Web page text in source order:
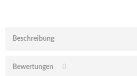
Beschreibung
Bewertungen 0